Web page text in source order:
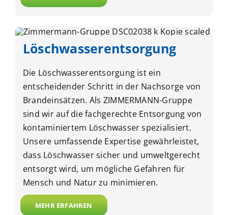
Löschwasser­entsorgung
Die Löschwasserentsorgung ist ein
entscheidender Schritt in der Nachsorge von
Brandeinsätzen. Als ZIMMERMANN-Gruppe
sind wir auf die fachgerechte Entsorgung von
kontaminiertem Löschwasser spezialisiert.
Unsere umfassende Expertise gewährleistet,
dass Löschwasser sicher und umweltgerecht
entsorgt wird, um mögliche Gefahren für
Mensch und Natur zu minimieren.
MEHR ERFAHREN